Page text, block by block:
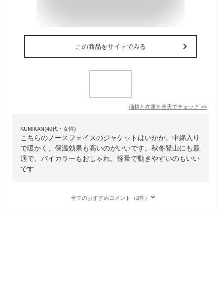
この商品をサイトでみる
価格と在庫を楽天でチェック >>
KUMIKAN(40代・女性)
こちらのノースフェイスのジャケットはいかが。中綿入り
で暖かく、保温効果も高いのがいいです。秋冬登山にも最
適で、バイカラーもおしゃれ。軽量で動きやすいのもいい
です
全てのおすすめコメント（2件）